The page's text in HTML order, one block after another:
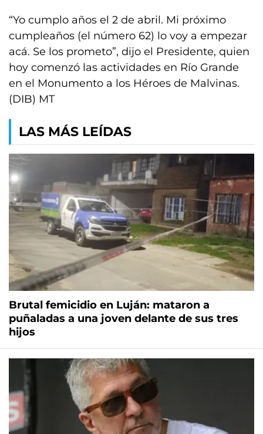
“Yo cumplo años el 2 de abril. Mi próximo
cumpleaños (el número 62) lo voy a empezar
acá. Se los prometo”, dijo el Presidente, quien
hoy comenzó las actividades en Río Grande
en el Monumento a los Héroes de Malvinas.
(DIB) MT
LAS MÁS LEÍDAS
Brutal femicidio en Luján: mataron a
puñaladas a una joven delante de sus tres
hijos